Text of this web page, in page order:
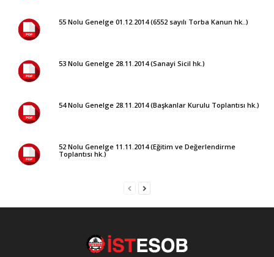
55 Nolu Genelge 01.12.2014 (6552 sayılı Torba Kanun hk..)
53 Nolu Genelge 28.11.2014 (Sanayi Sicil hk.)
54 Nolu Genelge 28.11.2014 (Başkanlar Kurulu Toplantısı hk.)
52 Nolu Genelge 11.11.2014 (Eğitim ve Değerlendirme
Toplantısı hk.)